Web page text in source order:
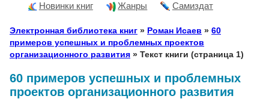
Новинки книг Жанры Самиздат
Электронная библиотека книг » Роман Исаев » 60
примеров успешных и проблемных проектов
организационного развития » Текст книги (страница 1)
60 примеров успешных и проблемных
проектов организационного развития